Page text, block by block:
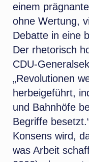
einem
ohne Wertung,
Debatte in eine
Der rhetorisch
CDU-
„Revolutionen
herbeigeführt,
und Bahnhöfe
Begriffe
Konsens wird,
was Arbeit